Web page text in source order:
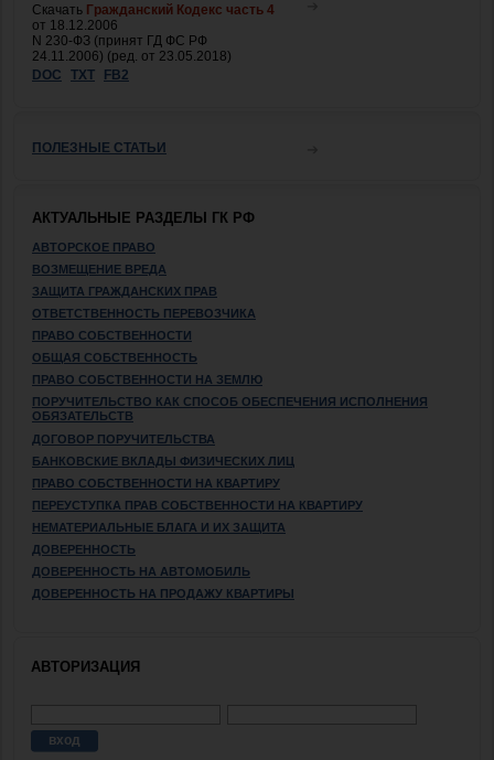
Скачать Гражданский Кодекс часть 4
от 18.12.2006
N 230-ФЗ (принят ГД ФС РФ
24.11.2006) (ред. от 23.05.2018)
DOC
TXT FB2
ПОЛЕЗНЫЕ СТАТЬИ
АКТУАЛЬНЫЕ РАЗДЕЛЫ ГК РФ
АВТОРСКОЕ ПРАВО
ВОЗМЕЩЕНИЕ ВРЕДА
ЗАЩИТА ГРАЖДАНСКИХ ПРАВ
ОТВЕТСТВЕННОСТЬ ПЕРЕВОЗЧИКА
ПРАВО СОБСТВЕННОСТИ
ОБЩАЯ СОБСТВЕННОСТЬ
ПРАВО СОБСТВЕННОСТИ НА ЗЕМЛЮ
ПОРУЧИТЕЛЬСТВО КАК СПОСОБ ОБЕСПЕЧЕНИЯ ИСПОЛНЕНИЯ
ОБЯЗАТЕЛЬСТВ
ДОГОВОР ПОРУЧИТЕЛЬСТВА
БАНКОВСКИЕ ВКЛАДЫ ФИЗИЧЕСКИХ ЛИЦ
ПРАВО СОБСТВЕННОСТИ НА КВАРТИРУ
ПЕРЕУСТУПКА ПРАВ СОБСТВЕННОСТИ НА КВАРТИРУ
НЕМАТЕРИАЛЬНЫЕ БЛАГА И ИХ ЗАЩИТА
ДОВЕРЕННОСТЬ
ДОВЕРЕННОСТЬ НА АВТОМОБИЛЬ
ДОВЕРЕННОСТЬ НА ПРОДАЖУ КВАРТИРЫ
АВТОРИЗАЦИЯ